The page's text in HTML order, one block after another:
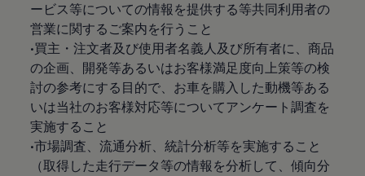
ービス等についての情報を提供する等共同利用者の
営業に関するご案内を行うこと
•買主・注文者及び使用者名義人及び所有者に、商品
の企画、開発等あるいはお客様満足度向上策等の検
討の参考にする目的で、お車を購入した動機等ある
いは当社のお客様対応等についてアンケート調査を
実施すること
•市場調査、流通分析、統計分析等を実施すること
（取得した走行データ等の情報を分析して、傾向分